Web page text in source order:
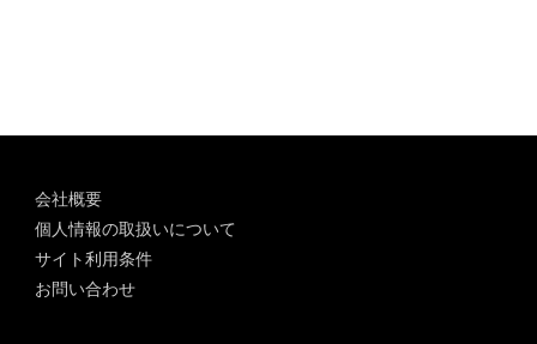
会社概要
個人情報の取扱いについて
サイト利用条件
お問い合わせ